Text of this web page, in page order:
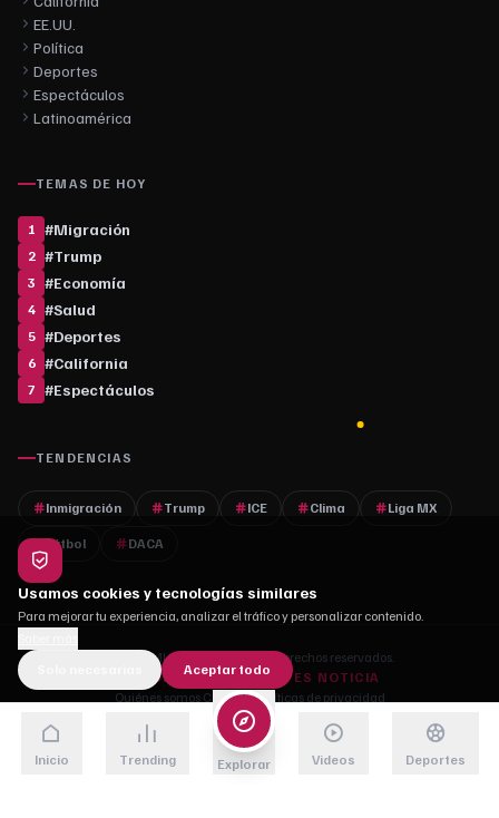
EE.UU.
Política
Deportes
Espectáculos
Latinoamérica
TEMAS DE HOY
1 #Migración
2 #Trump
3 #Economía
4 #Salud
5 #Deportes
6 #California
7 #Espectáculos
TENDENCIAS
Inmigración Trump ICE Clima Liga MX
Fútbol DACA
© 2026 MLC Media. Todos los derechos reservados.
DONDE CADA HISTORIA ES NOTICIA
Quiénes somos· Contacto·Políticas de privacidad
Usamos cookies y tecnologías similares
Para mejorar tu experiencia, analizar el tráfico y personalizar contenido.
Aceptar todo
Inicio Trending Explorar Videos Deportes